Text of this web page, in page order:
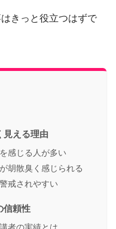
きっと役立つはずで
見える理由
感じる人が多い
胡散臭く感じられる
戒されやすい
信頼性
者の実績とは